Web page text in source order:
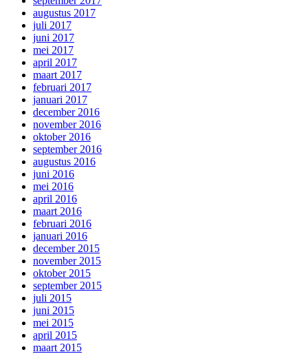
augustus 2017
juli 2017
juni 2017
mei 2017
april 2017
maart 2017
februari 2017
januari 2017
december 2016
november 2016
oktober 2016
september 2016
augustus 2016
juni 2016
mei 2016
april 2016
maart 2016
februari 2016
januari 2016
december 2015
november 2015
oktober 2015
september 2015
juli 2015
juni 2015
mei 2015
april 2015
maart 2015